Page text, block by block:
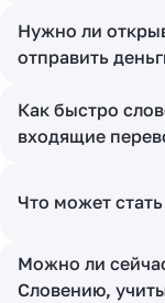
Нужно ли
отправить
Как быстро
входящие
Что может
Можно ли
Словению,